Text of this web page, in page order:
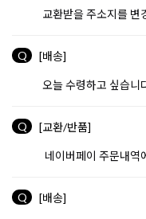
교환받을 주소지를 변
Q [배송]
오늘 수령하고 싶습니
Q [교환/반품]
네이버페이 주문내역
Q [배송]